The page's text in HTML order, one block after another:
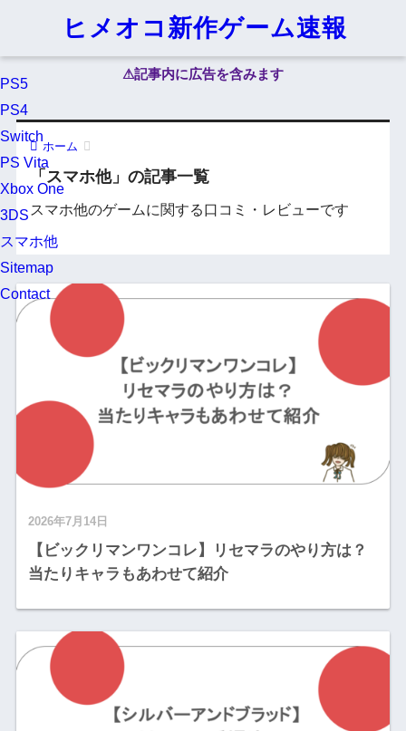
ヒメオコ新作ゲーム速報
PS5
PS4
Switch
PS Vita
Xbox One
3DS
スマホ他
Sitemap
Contact
⚠︎記事内に広告を含みます
ホーム
「スマホ他」の記事一覧
スマホ他のゲームに関する口コミ・レビューです
2026年7月14日
【ビックリマンワンコレ】リセマラのやり方は？
当たりキャラもあわせて紹介